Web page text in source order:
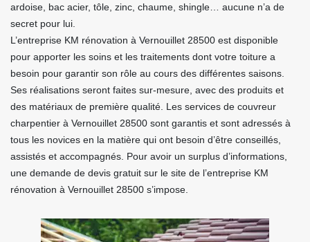
ardoise, bac acier, tôle, zinc, chaume, shingle… aucune n’a de
secret pour lui.
L’entreprise KM rénovation à Vernouillet 28500 est disponible
pour apporter les soins et les traitements dont votre toiture a
besoin pour garantir son rôle au cours des différentes saisons.
Ses réalisations seront faites sur-mesure, avec des produits et
des matériaux de première qualité. Les services de couvreur
charpentier à Vernouillet 28500 sont garantis et sont adressés à
tous les novices en la matière qui ont besoin d’être conseillés,
assistés et accompagnés. Pour avoir un surplus d’informations,
une demande de devis gratuit sur le site de l’entreprise KM
rénovation à Vernouillet 28500 s’impose.